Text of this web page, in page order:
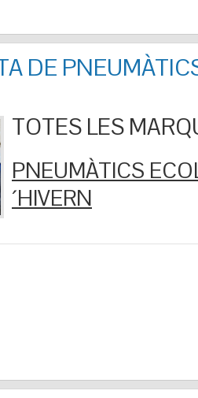
DE
TOTES LES
PNEUMÀTICS
´HIVERN